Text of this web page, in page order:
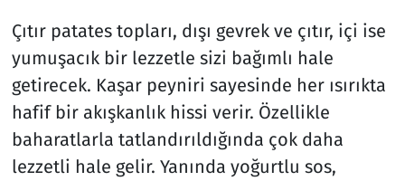
Çıtır patates topları, dışı gevrek ve çıtır, içi ise
yumuşacık bir lezzetle sizi bağımlı hale
getirecek. Kaşar peyniri sayesinde her ısırıkta
hafif bir akışkanlık hissi verir. Özellikle
baharatlarla tatlandırıldığında çok daha
lezzetli hale gelir. Yanında yoğurtlu sos,